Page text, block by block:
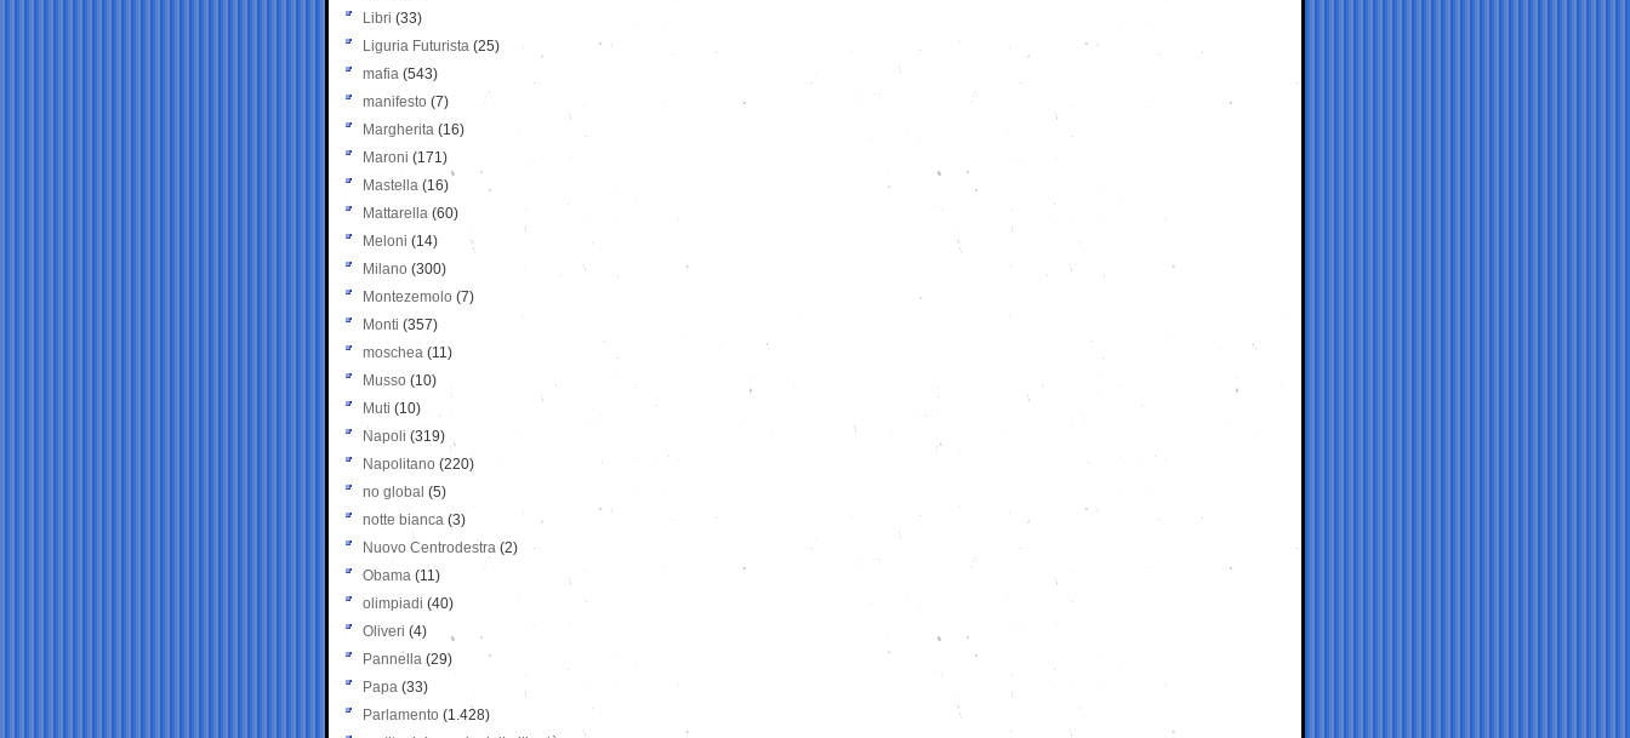
Libri (33)
Liguria Futurista (25)
mafia (543)
manifesto (7)
Margherita (16)
Maroni (171)
Mastella (16)
Mattarella (60)
Meloni (14)
Milano (300)
Montezemolo (7)
Monti (357)
moschea (11)
Musso (10)
Muti (10)
Napoli (319)
Napolitano (220)
no global (5)
notte bianca (3)
Nuovo Centrodestra (2)
Obama (11)
olimpiadi (40)
Oliveri (4)
Pannella (29)
Papa (33)
Parlamento (1.428)